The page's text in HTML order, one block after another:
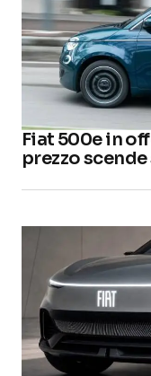
Fiat 500e in
prezzo